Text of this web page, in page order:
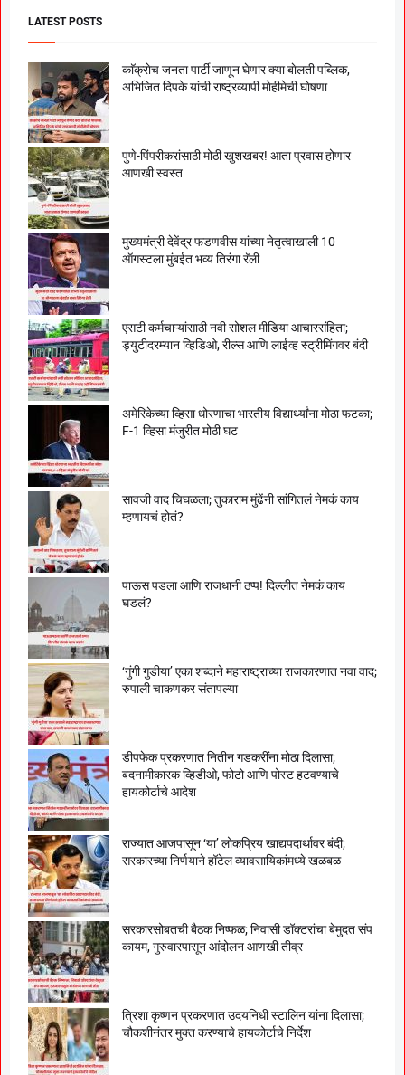
LATEST POSTS
काॅक्राेच जनता पार्टी जाणून घेणार क्या बाेलती पब्लिक,
अभिजित दिपके यांची राष्ट्रव्यापी माेहीमेची घाेषणा
पुणे-पिंपरीकरांसाठी मोठी खुशखबर! आता प्रवास होणार
आणखी स्वस्त
मुख्यमंत्री देवेंद्र फडणवीस यांच्या नेतृत्वाखाली 10
ऑगस्टला मुंबईत भव्य तिरंगा रॅली
एसटी कर्मचाऱ्यांसाठी नवी सोशल मीडिया आचारसंहिता;
ड्युटीदरम्यान व्हिडिओ, रील्स आणि लाईव्ह स्ट्रीमिंगवर बंदी
अमेरिकेच्या व्हिसा धोरणाचा भारतीय विद्यार्थ्यांना मोठा फटका;
F-1 व्हिसा मंजुरीत मोठी घट
सावजी वाद चिघळला; तुकाराम मुंढेंनी सांगितलं नेमकं काय
म्हणायचं होतं?
पाऊस पडला आणि राजधानी ठप्प! दिल्लीत नेमकं काय
घडलं?
‘गुंगी गुडीया’ एका शब्दाने महाराष्ट्राच्या राजकारणात नवा वाद;
रुपाली चाकणकर संतापल्या
डीपफेक प्रकरणात नितीन गडकरींना मोठा दिलासा;
बदनामीकारक व्हिडीओ, फोटो आणि पोस्ट हटवण्याचे
हायकोर्टाचे आदेश
राज्यात आजपासून ‘या’ लोकप्रिय खाद्यपदार्थावर बंदी;
सरकारच्या निर्णयाने हॉटेल व्यावसायिकांमध्ये खळबळ
सरकारसोबतची बैठक निष्फळ; निवासी डॉक्टरांचा बेमुदत संप
कायम, गुरुवारपासून आंदोलन आणखी तीव्र
त्रिशा कृष्णन प्रकरणात उदयनिधी स्टालिन यांना दिलासा;
चौकशीनंतर मुक्त करण्याचे हायकोर्टाचे निर्देश